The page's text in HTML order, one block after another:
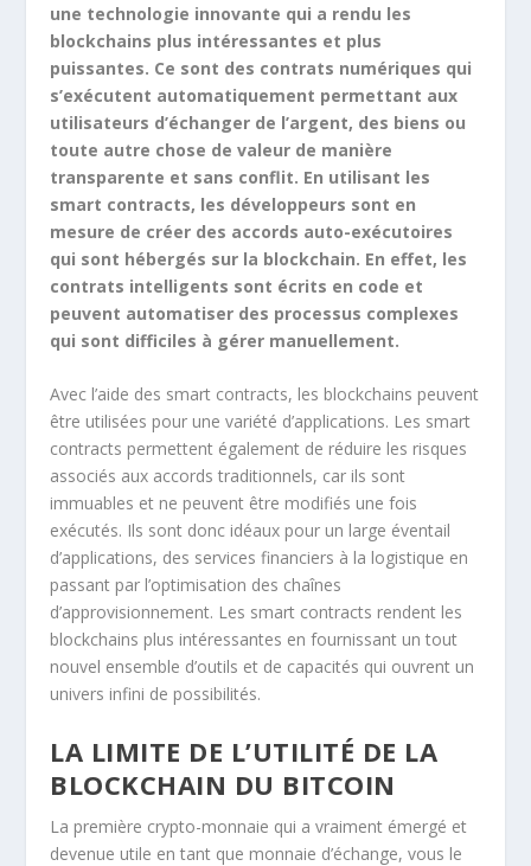
une technologie innovante qui a rendu les
blockchains plus intéressantes et plus
puissantes. Ce sont des contrats numériques qui
s’exécutent automatiquement permettant aux
utilisateurs d’échanger de l’argent, des biens ou
toute autre chose de valeur de manière
transparente et sans conflit. En utilisant les
smart contracts, les développeurs sont en
mesure de créer des accords auto-exécutoires
qui sont hébergés sur la blockchain. En effet, les
contrats intelligents sont écrits en code et
peuvent automatiser des processus complexes
qui sont difficiles à gérer manuellement.
Avec l’aide des smart contracts, les blockchains peuvent
être utilisées pour une variété d’applications. Les smart
contracts permettent également de réduire les risques
associés aux accords traditionnels, car ils sont
immuables et ne peuvent être modifiés une fois
exécutés. Ils sont donc idéaux pour un large éventail
d’applications, des services financiers à la logistique en
passant par l’optimisation des chaînes
d’approvisionnement. Les smart contracts rendent les
blockchains plus intéressantes en fournissant un tout
nouvel ensemble d’outils et de capacités qui ouvrent un
univers infini de possibilités.
LA LIMITE DE L’UTILITÉ DE LA
BLOCKCHAIN DU BITCOIN
La première crypto-monnaie qui a vraiment émergé et
devenue utile en tant que monnaie d’échange, vous le